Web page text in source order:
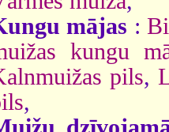
mājas :
kungu
pils,
,